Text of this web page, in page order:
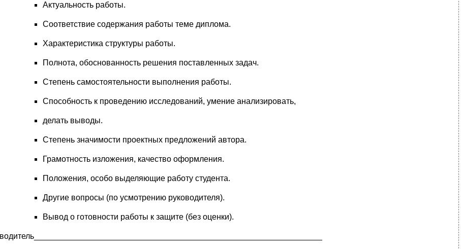
Актуальность работы.
Соответствие содержания работы теме диплома.
Характеристика структуры работы.
Полнота, обоснованность решения поставленных задач.
Степень самостоятельности выполнения работы.
Способность к проведению исследований, умение анализировать,
делать выводы.
Степень значимости проектных предложений автора.
Грамотность изложения, качество оформления.
Положения, особо выделяющие работу студента.
Другие вопросы (по усмотрению руководителя).
Вывод о готовности работы к защите (без оценки).